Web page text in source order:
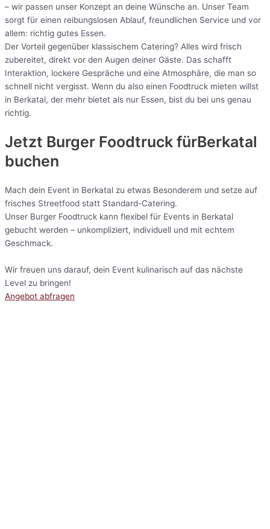
– wir passen unser Konzept an deine Wünsche an. Unser Team
sorgt für einen reibungslosen Ablauf, freundlichen Service und vor
allem: richtig gutes Essen.
Der Vorteil gegenüber klassischem Catering? Alles wird frisch
zubereitet, direkt vor den Augen deiner Gäste. Das schafft
Interaktion, lockere Gespräche und eine Atmosphäre, die man so
schnell nicht vergisst. Wenn du also einen Foodtruck mieten willst
in Berkatal, der mehr bietet als nur Essen, bist du bei uns genau
richtig.
Jetzt Burger Foodtruck fürBerkatal
buchen
Mach dein Event in Berkatal zu etwas Besonderem und setze auf
frisches Streetfood statt Standard-Catering.
Unser Burger Foodtruck kann flexibel für Events in Berkatal
gebucht werden – unkompliziert, individuell und mit echtem
Geschmack.
Wir freuen uns darauf, dein Event kulinarisch auf das nächste
Level zu bringen!
Angebot abfragen